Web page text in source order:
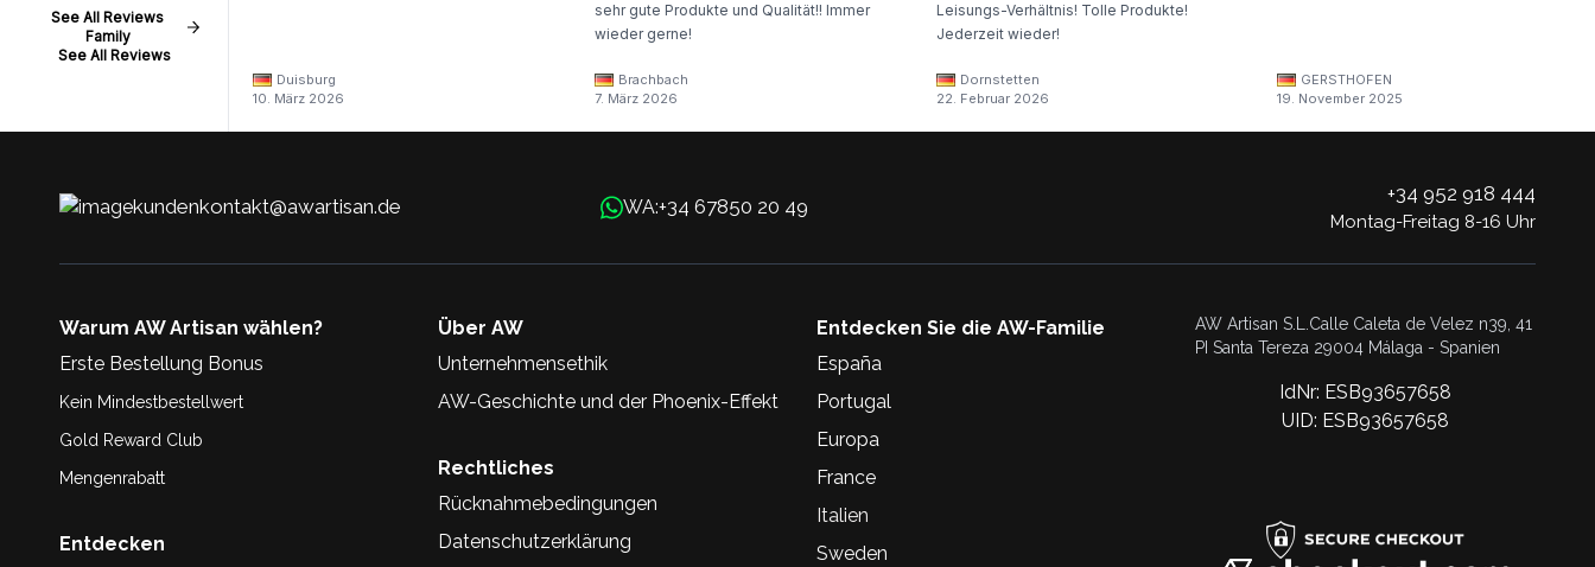
See All Reviews
Family
See All Reviews
Duisburg
10. März 2026
sehr gute Produkte und Qualität!! Immer
wieder gerne!
Brachbach
7. März 2026
Leisungs-Verhältnis! Tolle Produkte!
Jederzeit wieder!
Dornstetten
22. Februar 2026
GERSTHOFEN
19. November 2025
kundenkontakt@awartisan.de WA:+34 67850 20 49
+34 952 918 444
Montag-Freitag 8-16 Uhr
Warum AW Artisan wählen?
Erste Bestellung Bonus
Kein Mindestbestellwert
Gold Reward Club
Mengenrabatt
Entdecken
Über AW
Unternehmensethik
AW-Geschichte und der Phoenix-Effekt
Rechtliches
Rücknahmebedingungen
Datenschutzerklärung
Entdecken Sie die AW-Familie
España
Portugal
Europa
France
Italien
Sweden
AW Artisan S.L.Calle Caleta de Velez n39, 41
PI Santa Tereza 29004 Málaga - Spanien
IdNr: ESB93657658
UID: ESB93657658